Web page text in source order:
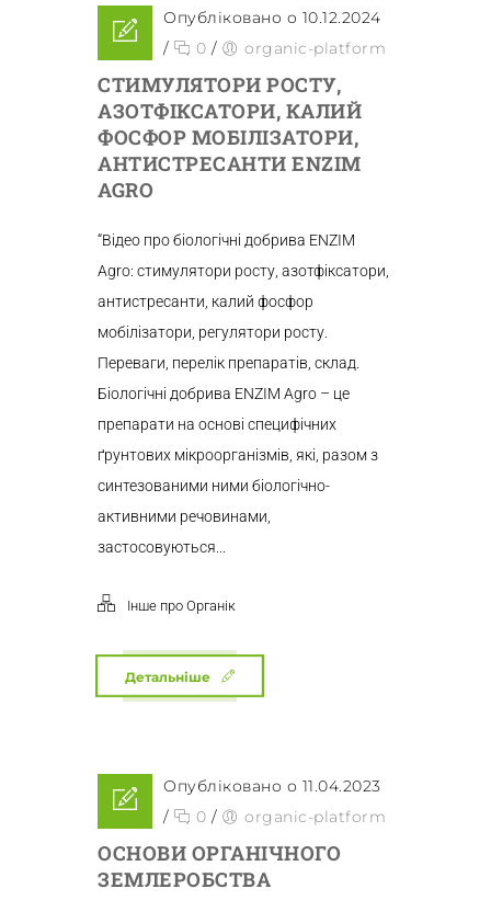
Опубліковано о 10.12.2024
/
0 / organic-platform
СТИМУЛЯТОРИ РОСТУ,
АЗОТФІКСАТОРИ, КАЛИЙ
ФОСФОР МОБІЛІЗАТОРИ,
АНТИСТРЕСАНТИ ENZIM
AGRO
“Відео про біологічні добрива ENZIM
Agro: стимулятори росту, азотфіксатори,
антистресанти, калий фосфор
мобілізатори, регулятори росту.
Переваги, перелік препаратів, склад.
Біологічні добрива ENZIM Agro – це
препарати на основі специфічних
ґрунтових мікроорганізмів, які, разом з
синтезованими ними біологічно-
активними речовинами,
застосовуються...
Інше про Органік
Детальніше
Опубліковано о 11.04.2023
/
0 / organic-platform
ОСНОВИ ОРГАНІЧНОГО
ЗЕМЛЕРОБСТВА